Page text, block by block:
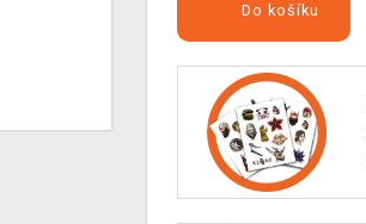
Do košíku